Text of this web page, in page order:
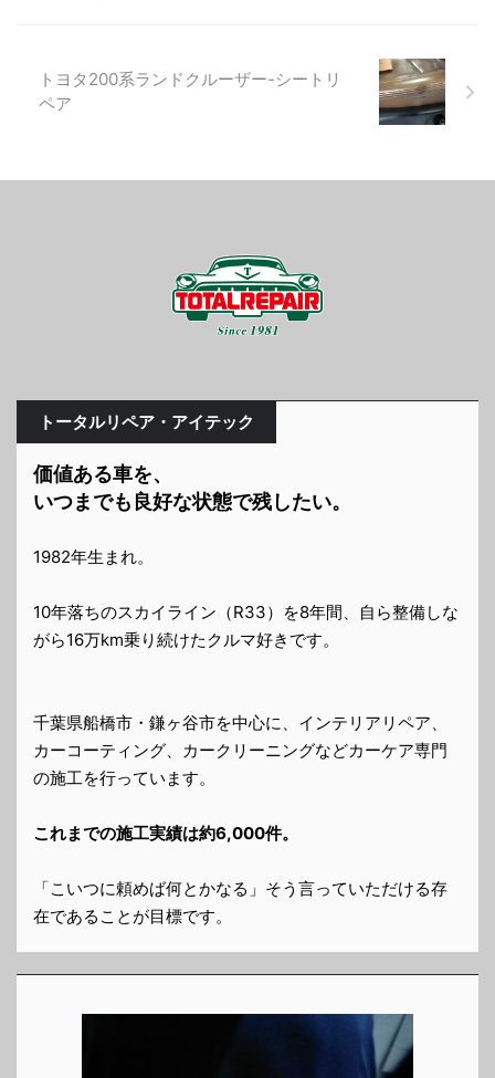
トヨタ200系ランドクルーザー-シートリ
ペア
トータルリペア・アイテック
価値ある車を、
いつまでも良好な状態で残したい。
1982年生まれ。
10年落ちのスカイライン（R33）を8年間、自ら整備しな
がら16万km乗り続けたクルマ好きです。
千葉県船橋市・鎌ヶ谷市を中心に、インテリアリペア、
カーコーティング、カークリーニングなどカーケア専門
の施工を行っています。
これまでの施工実績は約6,000件。
「こいつに頼めば何とかなる」そう言っていただける存
在であることが目標です。